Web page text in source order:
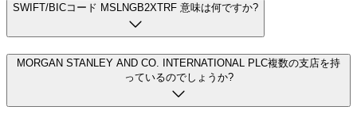
SWIFT/BICコード MSLNGB2XTRF 意味は何ですか?
MORGAN STANLEY AND CO. INTERNATIONAL PLC複数の支店を持
っているのでしょうか?